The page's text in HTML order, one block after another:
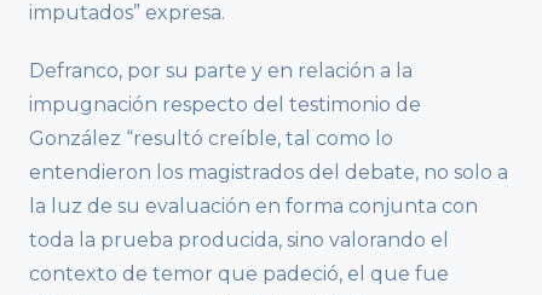
imputados” expresa.
Defranco, por su parte y en relación a la
impugnación respecto del testimonio de
González “resultó creíble, tal como lo
entendieron los magistrados del debate, no solo a
la luz de su evaluación en forma conjunta con
toda la prueba producida, sino valorando el
contexto de temor que padeció, el que fue